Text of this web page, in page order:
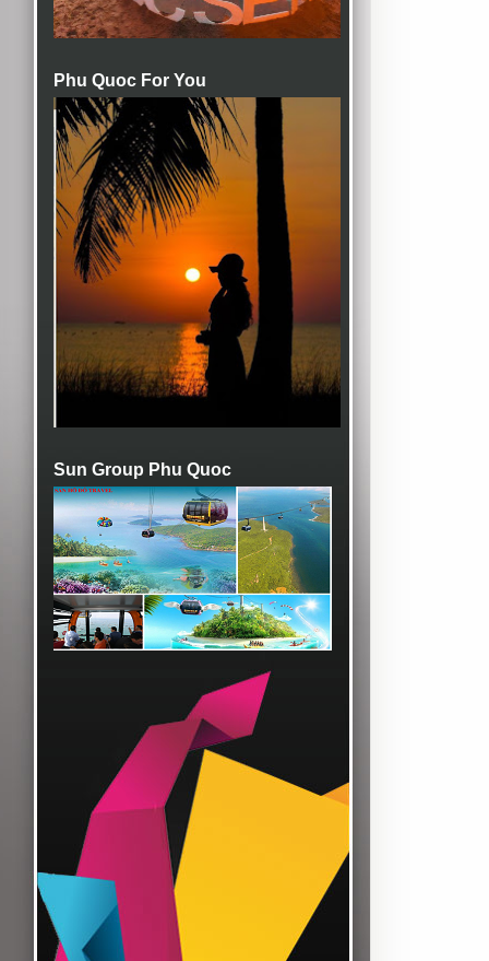
Phu Quoc For You
Sun Group Phu Quoc